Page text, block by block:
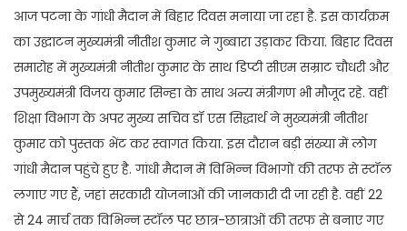
आज पटना के गांधी मैदान में बिहार दिवस मनाया जा रहा है. इस कार्यक्रम
का उद्घाटन मुख्यमंत्री नीतीश कुमार ने गुब्बारा उड़ाकर किया. बिहार दिवस
समारोह में मुख्यमंत्री नीतीश कुमार के साथ डिप्टी सीएम सम्राट चौधरी और
उपमुख्यमंत्री विजय कुमार सिन्हा के साथ अन्य मंत्रीगण भी मौजूद रहे. वहीं
शिक्षा विभाग के अपर मुख्य सचिव डॉ एस सिद्धार्थ ने मुख्यमंत्री नीतीश
कुमार को पुस्तक भेंट कर स्वागत किया. इस दौरान बड़ी संख्या में लोग
गांधी मैदान पहुंचे हुए है. गांधी मैदान में विभिन्न विभागों की तरफ से स्टॉल
लगाए गए हैं, जहां सरकारी योजनाओं की जानकारी दी जा रही है. वहीं 22
से 24 मार्च तक विभिन्न स्टॉल पर छात्र-छात्राओं की तरफ से बनाए गए